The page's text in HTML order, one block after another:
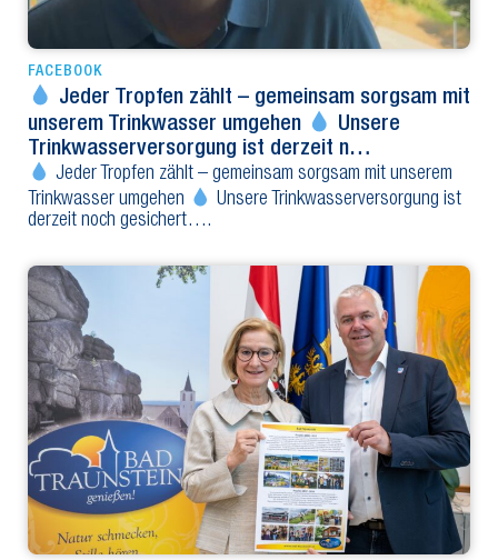
FACEBOOK
Jeder Tropfen zählt – gemeinsam sorgsam mit
unserem Trinkwasser umgehen
Unsere
Trinkwasserversorgung ist derzeit n…
Jeder Tropfen zählt – gemeinsam sorgsam mit unserem
Trinkwasser umgehen
Unsere Trinkwasserversorgung ist
derzeit noch gesichert….